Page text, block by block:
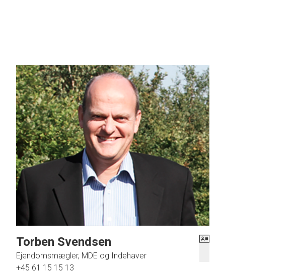
Fjellerad:
- 393 indbyggere
- 17 km. syd for Aalborg
- 12 km til det nye planlagte Aalborg Universitetshospital, AUC, NOVI og Gigantium mv.
- Gode busforbindelser til og fra Aalborg, Gistrup mv.
- CO2 Neutral Landsby og nævnes som landsbyen på toppen.
- Rigt foreningsliv og engagerede mennesker med initiativ til driften af lokalsamfundet.
- Vaarst-Fjellerad skole til og med 6. klasse.
- Fjellerad Hallen: www.fjelleradhallen.dk
- Byens købmand med både postkontor og apotek.
- Bydammen er en oase midt i byen og om vinteren til den perfekte skøjtebane
- Bygrunden grønt område: Sankt Hans fest, grill-arrangementer, boulebane, infostander,
- Se mere info. på Fjellerads hjemmeside: www.fjellerad.info
- Aalborg kommune har anlagt en cykelsti på strækning af Hadsund Landevej mellem Gistrup og
Vaarst-Fjellerad Kraftvarmeværk blev pr. 1. oktober 2017 lagt ind under Aalborg Fjernvarmeforsyning..
Torben Svendsen
Ejendomsmægler, MDE og Indehaver
+45 61 15 15 13